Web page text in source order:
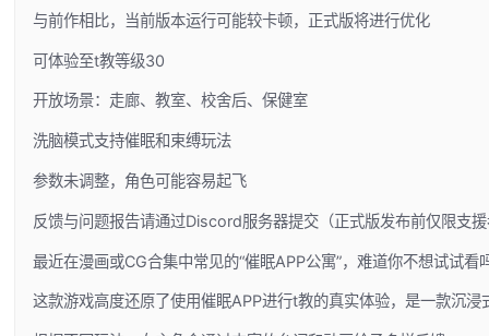
与前作相比，当前版本运行可能较卡顿，正式版将进行优化
可体验至t教等级30
开放场景：走廊、教室、校舍后、保健室
洗脑模式支持催眠和束缚玩法
参数未调整，角色可能容易起飞
反馈与问题报告请通过Discord服务器提交（正式版发布前仅限支
最近在漫画或CG合集中常见的“催眠APP公寓”，难道你不想试试看
这款游戏高度还原了使用催眠APP进行t教的真实体验，是一款沉